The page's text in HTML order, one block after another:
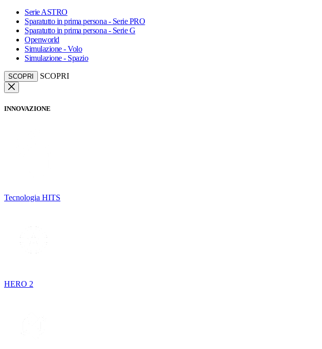
Serie ASTRO
Sparatutto in prima persona - Serie PRO
Sparatutto in prima persona - Serie G
Openworld
Simulazione - Volo
Simulazione - Spazio
SCOPRI SCOPRI
INNOVAZIONE
Tecnologia HITS
HERO 2